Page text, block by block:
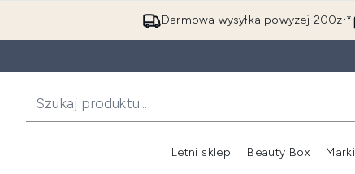
Darmowa wysyłka powyżej 200zł*
Letni sklep Beauty Box Marki